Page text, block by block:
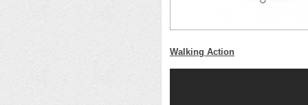
Walking Action